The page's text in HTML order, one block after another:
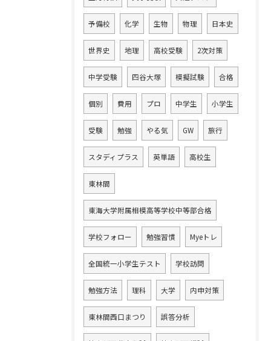
予備校 化学 生物 物理 日本史
世界史 地理 高校受験 2次対策
中学受験 四谷大塚 模擬試験 合格
個別 費用 プロ 中学生 小学生
受験 勉強 やる気 GW 旅行
スタディプラス 英単語 高校生
東林間
東海大学附属相模高等学校中等部合格
学校フォロー 勉強習慣 Myeトレ
全国統一小学生テスト 学校訪問
勉強方法 理科 大学 内申対策
東林間西口まつり 誤答分析